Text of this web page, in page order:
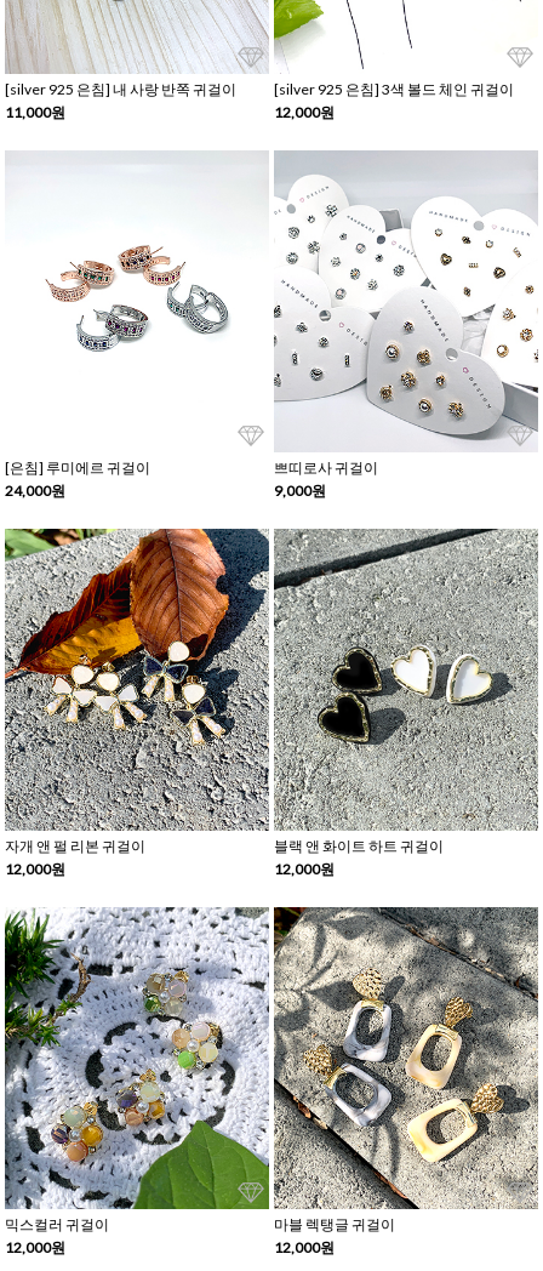
[silver 925 은침] 내 사랑 반쪽 귀걸이
11,000원
[silver 925 은침] 3색 볼드 체인 귀걸이
12,000원
[은침] 루미에르 귀걸이
24,000원
쁘띠로사 귀걸이
9,000원
자개 앤 펄 리본 귀걸이
12,000원
블랙 앤 화이트 하트 귀걸이
12,000원
믹스컬러 귀걸이
12,000원
마블 렉탱글 귀걸이
12,000원